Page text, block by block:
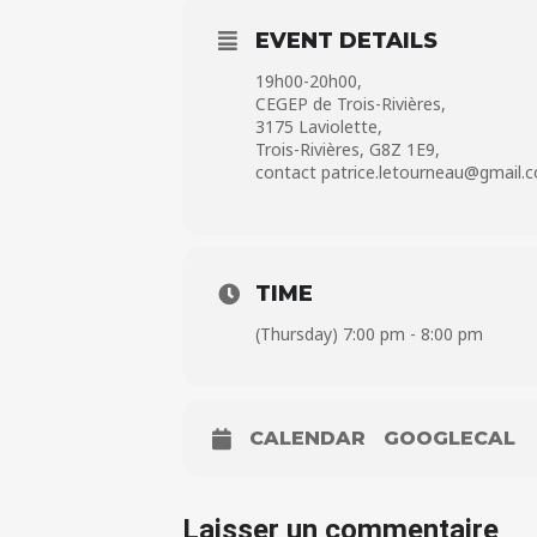
EVENT DETAILS
19h00-20h00,
CEGEP de Trois-Rivières,
3175 Laviolette,
Trois-Rivières, G8Z 1E9,
contact
TIME
(Thursday) 7:00 pm - 8:00 pm
CALENDAR GOOGLECAL
Laisser un commentaire